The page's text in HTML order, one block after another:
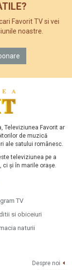
Favorit TV si vei
noastre.
Televiziunea Favorit ar
de muzică
ale satului românesc.
televiziunea pe a
ci şi în marile oraşe.
TV
si obiceiuri
naturii
Despre noi